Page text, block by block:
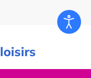
loisirs